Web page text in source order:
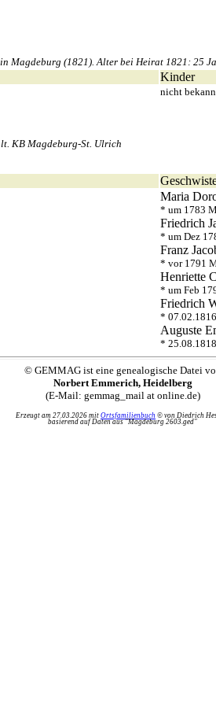
Magdeburg (1821). Alter bei Heirat 1821: 25
Kinder
KB Magdeburg-St. Ulrich
nicht
Maria
* um 1783
Friedrich
* um Dez
Franz
* vor 1791
Henriette
* um Feb
Friedrich
*
Auguste
*
© GEMMAG ist eine genealogische Datei
Norbert Emmerich, Heidelberg
(E-Mail: gemmag_mail at online.de)
Erzeugt am 27.03.2026 mit Ortsfamilienbuch © von Diedrich
basierend auf Daten aus "Magdeburg 2603.ged"